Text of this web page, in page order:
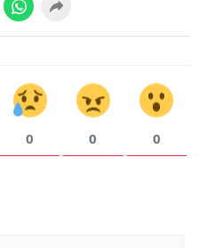
Bartın
Iğdır
Yalova
0 0 0